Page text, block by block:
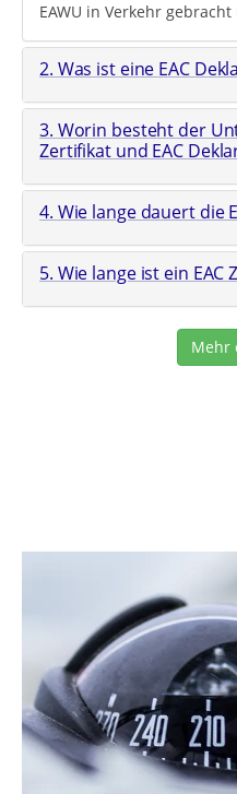
EAWU in Verkehr
2. Was ist eine EAC
3. Worin besteht der
Zertifikat und EAC
4. Wie lange dauert die
5. Wie lange ist ein EAC
Mehr